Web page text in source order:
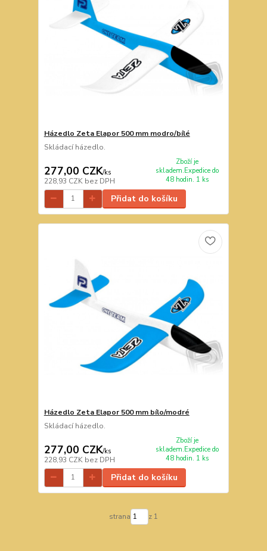
Házedlo Zeta Elapor 500 mm modro/bílé
Skládací házedlo.
277,00 CZK/ks
228,93 CZK bez DPH
Zboží je
skladem.Expedice do
48 hodin. 1 ks
Přidat do košíku
Házedlo Zeta Elapor 500 mm bílo/modré
Skládací házedlo.
277,00 CZK/ks
228,93 CZK bez DPH
Zboží je
skladem.Expedice do
48 hodin. 1 ks
Přidat do košíku
strana z 1